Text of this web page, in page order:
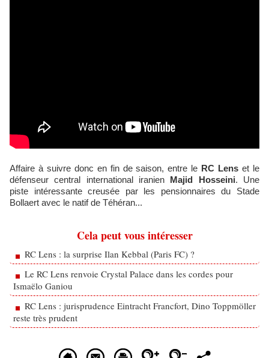
Affaire à suivre donc en fin de saison, entre le RC Lens et le
défenseur central international iranien Majid Hosseini. Une
piste intéressante creusée par les pensionnaires du Stade
Bollaert avec le natif de Téhéran...
Cela peut vous intéresser
RC Lens : la surprise Ilan Kebbal (Paris FC) ?
Le RC Lens renvoie Crystal Palace dans les cordes pour
Ismaëlo Ganiou
RC Lens : jurisprudence Eintracht Francfort, Dino Toppmöller
reste très prudent